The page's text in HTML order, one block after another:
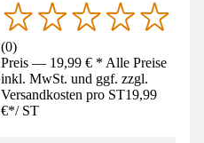
(0)
Preis — 19,99 € * Alle Preise
inkl. MwSt. und ggf. zzgl.
Versandkosten pro ST19,99
€*/ ST